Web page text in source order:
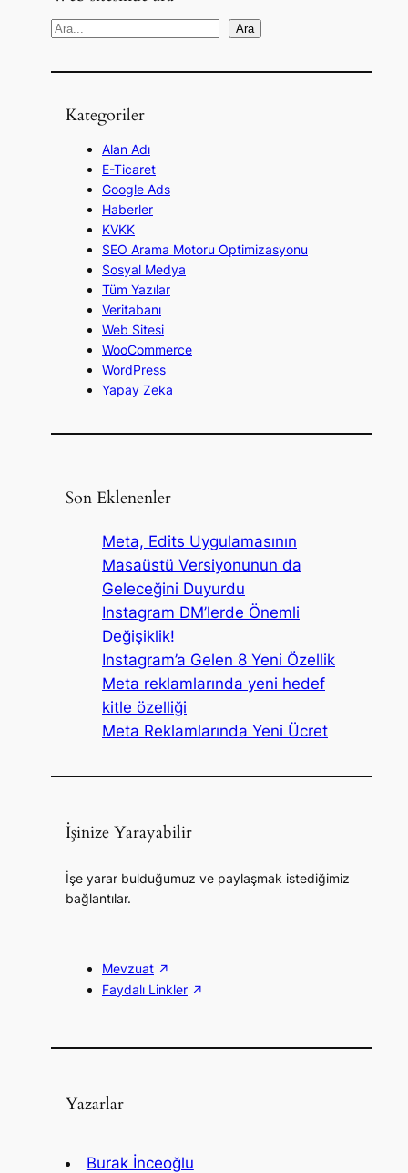
A
a
Ara
Kategoriler
Alan Adı
E-Ticaret
Google Ads
Haberler
KVKK
SEO Arama Motoru Optimizasyonu
Sosyal Medya
Tüm Yazılar
Veritabanı
Web Sitesi
WooCommerce
WordPress
Yapay Zeka
Son Eklenenler
Meta, Edits Uygulamasının
Masaüstü Versiyonunun da
Geleceğini Duyurdu
Instagram DM’lerde Önemli
Değişiklik!
Instagram’a Gelen 8 Yeni Özellik
Meta reklamlarında yeni hedef
kitle özelliği
Meta Reklamlarında Yeni Ücret
İşinize Yarayabilir
İşe yarar bulduğumuz ve paylaşmak istediğimiz
bağlantılar.
Mevzuat
Faydalı Linkler
Yazarlar
Burak İnceoğlu